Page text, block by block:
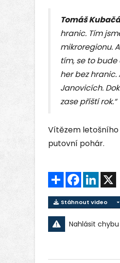
Tomáš
hranic. Tím
mikroregionu.
tím, se to bude
her bez
Janovicích.
zase příští rok.“
Vítězem letošního
putovní pohár.
Sdílet FacebookLinkedIn
Stáhnout video
Nahlásit chybu